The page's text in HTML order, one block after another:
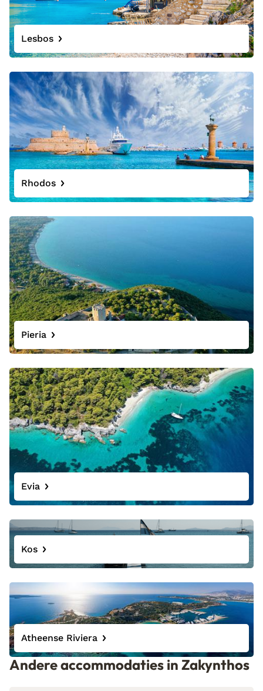
Lesbos
Rhodos
Pieria
Evia
Kos
Atheense Riviera
Andere accommodaties in Zakynthos